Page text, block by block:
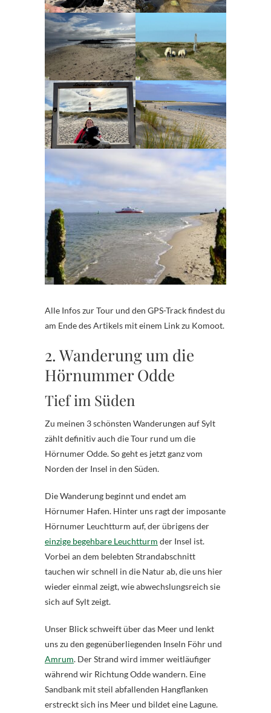
Alle Infos zur Tour und den GPS-Track findest du
am Ende des Artikels mit einem Link zu Komoot.
2. Wanderung um die
Hörnummer Odde
Tief im Süden
Zu meinen 3 schönsten Wanderungen auf Sylt
zählt definitiv auch die Tour rund um die
Hörnumer Odde. So geht es jetzt ganz vom
Norden der Insel in den Süden.
Die Wanderung beginnt und endet am
Hörnumer Hafen. Hinter uns ragt der imposante
Hörnumer Leuchtturm auf, der übrigens der
einzige begehbare Leuchtturm der Insel ist.
Vorbei an dem belebten Strandabschnitt
tauchen wir schnell in die Natur ab, die uns hier
wieder einmal zeigt, wie abwechslungsreich sie
sich auf Sylt zeigt.
Unser Blick schweift über das Meer und lenkt
uns zu den gegenüberliegenden Inseln Föhr und
Amrum. Der Strand wird immer weitläufiger
während wir Richtung Odde wandern. Eine
Sandbank mit steil abfallenden Hangflanken
erstreckt sich ins Meer und bildet eine Lagune.